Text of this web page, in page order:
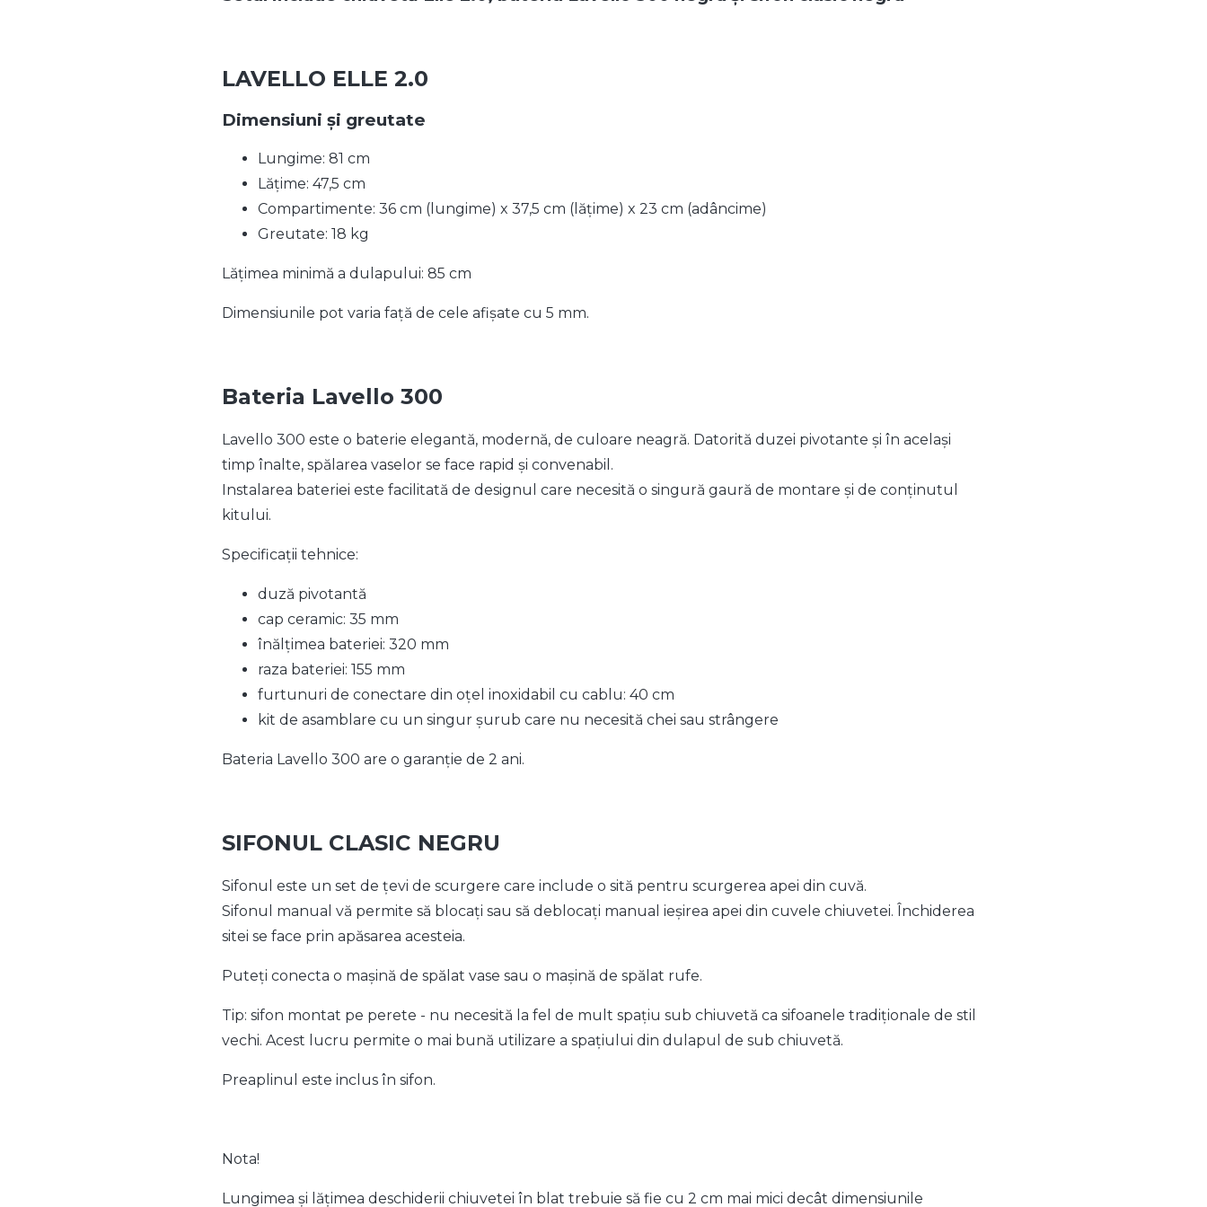
LAVELLO ELLE 2.0
Dimensiuni și greutate
Lungime: 81 cm
Lățime: 47,5 cm
Compartimente: 36 cm (lungime) x 37,5 cm (lățime) x 23 cm (adâncime)
Greutate: 18 kg
Lățimea minimă a dulapului: 85 cm
Dimensiunile pot varia față de cele afișate cu 5 mm.
Bateria Lavello 300
Lavello 300 este o baterie elegantă, modernă, de culoare neagră. Datorită duzei pivotante și în același
timp înalte, spălarea vaselor se face rapid și convenabil.
Instalarea bateriei este facilitată de designul care necesită o singură gaură de montare și de conținutul
kitului.
Specificații tehnice:
duză pivotantă
cap ceramic: 35 mm
înălțimea bateriei: 320 mm
raza bateriei: 155 mm
furtunuri de conectare din oțel inoxidabil cu cablu: 40 cm
kit de asamblare cu un singur șurub care nu necesită chei sau strângere
Bateria Lavello 300 are o garanție de 2 ani.
SIFONUL CLASIC NEGRU
Sifonul este un set de țevi de scurgere care include o sită pentru scurgerea apei din cuvă.
Sifonul manual vă permite să blocați sau să deblocați manual ieșirea apei din cuvele chiuvetei. Închiderea
sitei se face prin apăsarea acesteia.
Puteți conecta o mașină de spălat vase sau o mașină de spălat rufe.
Tip: sifon montat pe perete - nu necesită la fel de mult spațiu sub chiuvetă ca sifoanele tradiționale de stil
vechi. Acest lucru permite o mai bună utilizare a spațiului din dulapul de sub chiuvetă.
Preaplinul este inclus în sifon.
Nota!
Lungimea și lățimea deschiderii chiuvetei în blat trebuie să fie cu 2 cm mai mici decât dimensiunile